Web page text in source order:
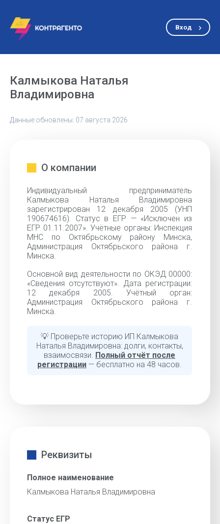
Вход
Калмыкова Наталья
Владимировна
Данные обновлены: 07 августа 2026
О компании
Индивидуальный предприниматель
Калмыкова Наталья Владимировна
зарегистрирован 12 декабря 2005 (УНП
190674616). Статус в ЕГР — «Исключен из
ЕГР 01.11.2007». Учётные органы: Инспекция
МНС по Октябрьскому району Минска,
Администрация Октябрьского района г.
Минска.
Основной вид деятельности по ОКЭД 00000:
«Cведения отсутствуют». Дата регистрации:
12 декабря 2005. Учётный орган:
Администрация Октябрьского района г.
Минска.
💡 Проверьте историю ИП Калмыкова
Наталья Владимировна: долги, контакты,
взаимосвязи. Полный отчёт после
регистрации — бесплатно на 48 часов.
Реквизиты
Полное наименование
Калмыкова Наталья Владимировна
Статус ЕГР